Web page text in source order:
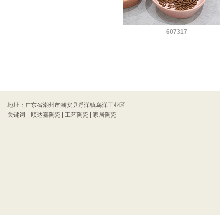
607317
地址：广东省潮州市潮安县浮洋镇乌洋工业区
关键词：顺达嘉陶瓷 | 工艺陶瓷 | 家居陶瓷